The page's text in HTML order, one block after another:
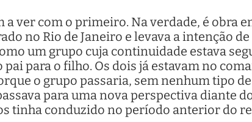
a ver com o primeiro. Na verdade, é obra
no Rio de Janeiro e levava a intenção
um grupo cuja continuidade estava
para o filho. Os dois já estavam no
o grupo passaria, sem nenhum tipo
para uma nova perspectiva diante
tinha conduzido no período anterior do